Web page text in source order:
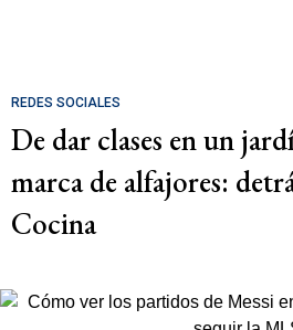
REDES SOCIALES
De dar clases en un
marca de alfajores:
Cocina